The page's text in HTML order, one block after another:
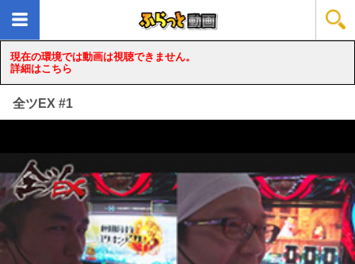
現在の環境では動画は視聴できません。
詳細はこちら
全ツEX #1
loading...